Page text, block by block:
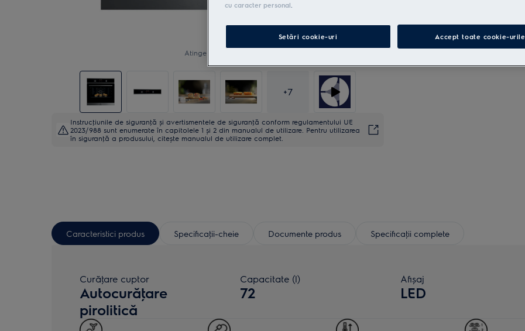
Atinge pentru zoom
+7
Instrucţiunile de siguranţă și avertismentele de siguranţă conform regulamentului UE
2023/988 sunt enumerate în capitolele 1 și 2 din manualul de utilizare. Pentru utilizarea
în siguranţă a produsului, citește manualul de utilizare complet.
Caracteristici produs Specificaţii-cheie Documente produs Specificaţii complete
Curăţare cuptor
Autocurăţare
pirolitică
Capacitate (l)
72
Afișaj
LED
cu caracter personal.
Setări cookie-uri Accept toate cookie-urile